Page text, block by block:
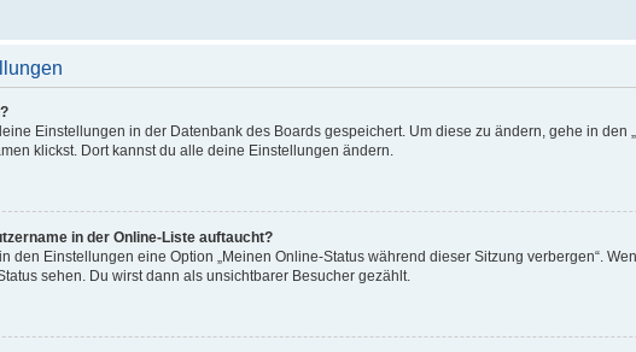
Einstellungen in der Datenbank des Boards gespeichert. Um diese zu ändern, gehe in den
klickst. Dort kannst du alle deine Einstellungen ändern.
in der Online-Liste auftaucht?
den Einstellungen eine Option „Meinen Online-Status während dieser Sitzung verbergen“.
sehen. Du wirst dann als unsichtbarer Besucher gezählt.